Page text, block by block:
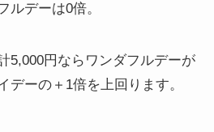
ルデーは0倍。
5,000円ならワンダフルデーが
デーの＋1倍を上回ります。